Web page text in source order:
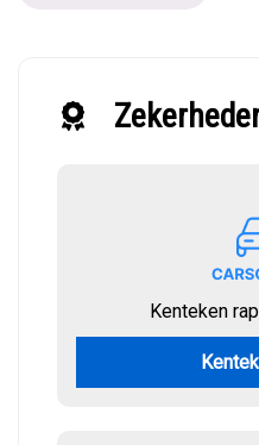
Kenteken